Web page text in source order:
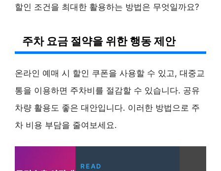
할인 조건을 최대한 활용하는 방법은 무엇일까요?
주차 요금 절약을 위한 행동 제안
온라인 예매 시 할인 쿠폰을 사용할 수 있고, 대중교
통을 이용하면 주차비를 절감할 수 있습니다. 공유
차량 활용도 좋은 대안입니다. 이러한 방법으로 주
차 비용 부담을 줄여보세요.
READ